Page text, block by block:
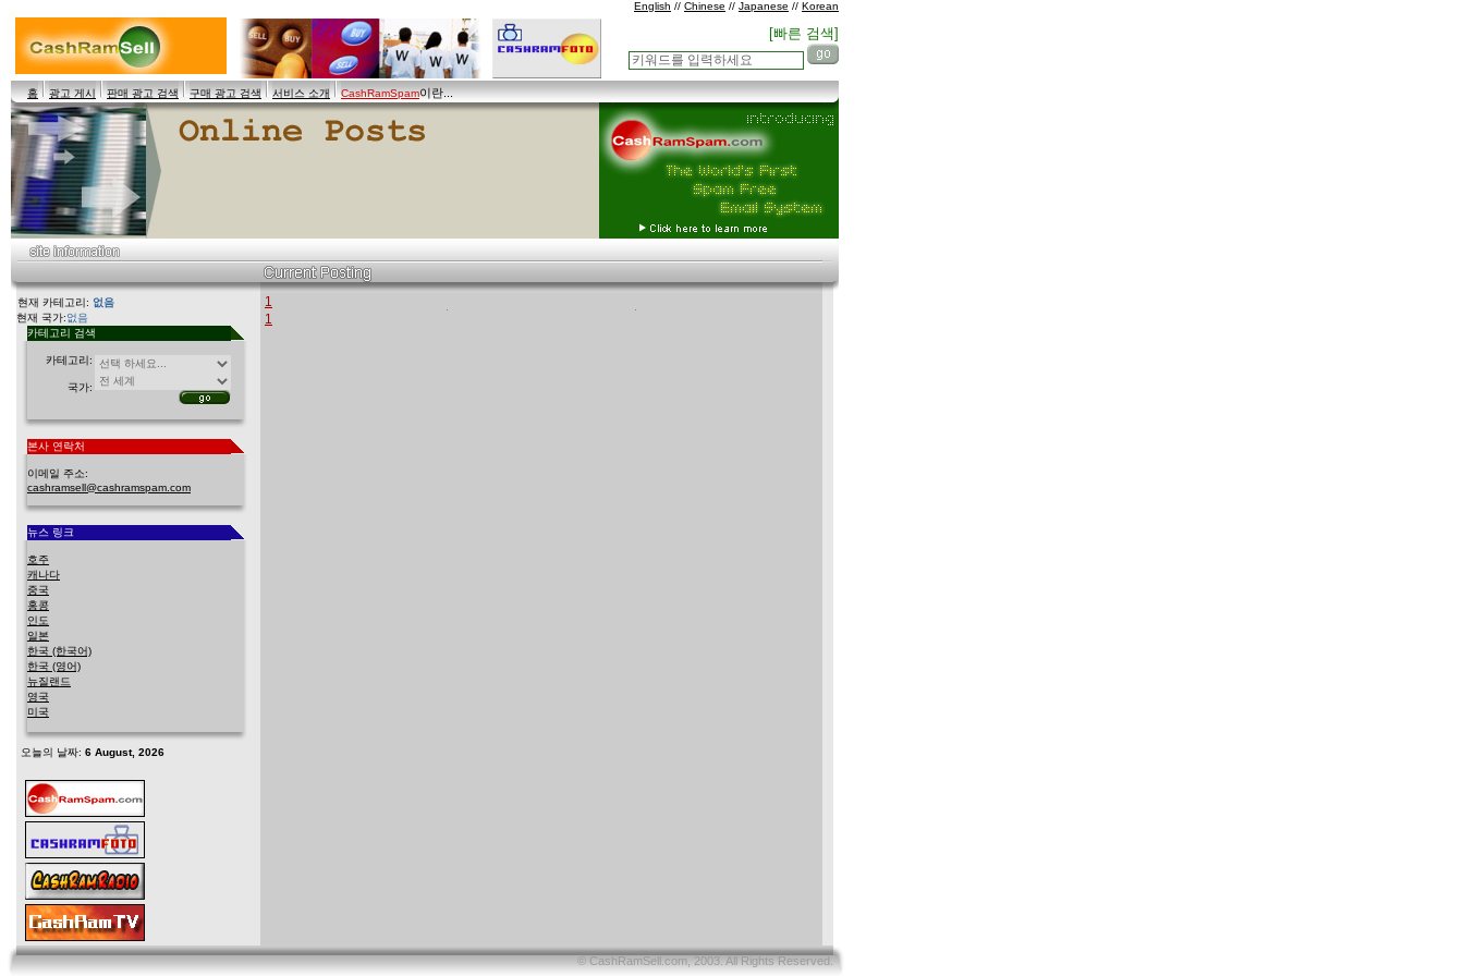
English // Chinese // Japanese // Korean
[빠른 검색]
홈 광고 게시 판매 광고 검색 구매 광고 검색 서비스 소개 CashRamSpam이란...
현재 카테고리: 없음
현재 국가:없음
카테고리 검색
카테고리:
국가:
본사 연락처
이메일 주소:
cashramsell@cashramspam.com
뉴스 링크
호주
캐나다
중국
홍콩
인도
일본
한국 (한국어)
한국 (영어)
뉴질랜드
영국
미국
오늘의 날짜: 6 August, 2026
1
1
© CashRamSell.com, 2003. All Rights Reserved.